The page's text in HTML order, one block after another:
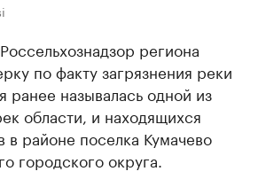
региона
по факту загрязнения реки
ранее называлась одной из
области, и находящихся
в районе поселка Кумачево
городского округа.